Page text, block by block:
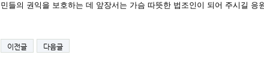
민들의 권익을 보호하는 데 앞장서는 가슴 따뜻한 법조인이 되어 주시길 응
이전글 다음글